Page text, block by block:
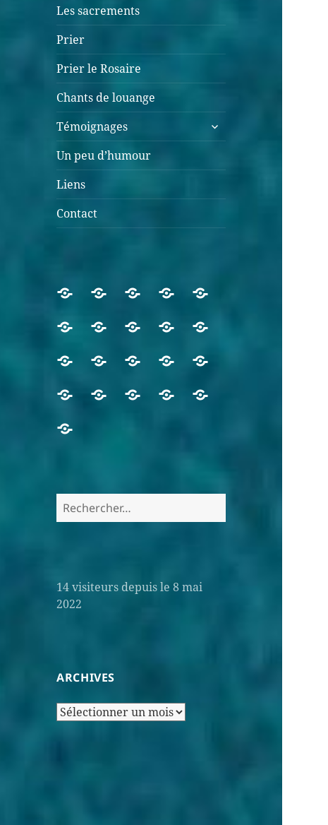
Les sacrements
Prier
Prier le Rosaire
Chants de louange
Témoignages
Un peu d’humour
Liens
Contact
14visiteurs depuis le 8 mai
2022
ARCHIVES